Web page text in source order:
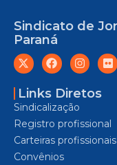
Sindicato de
Paraná
Links Diretos
Sindicalização
Registro profissional
Carteiras profissionais
Convênios